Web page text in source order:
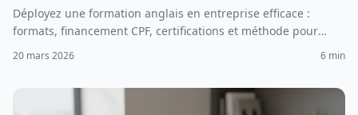
Déployez une formation anglais en entreprise efficace :
formats, financement CPF, certifications et méthode pour
mesurer la progression de vos équipes.
20 mars 2026 6 min